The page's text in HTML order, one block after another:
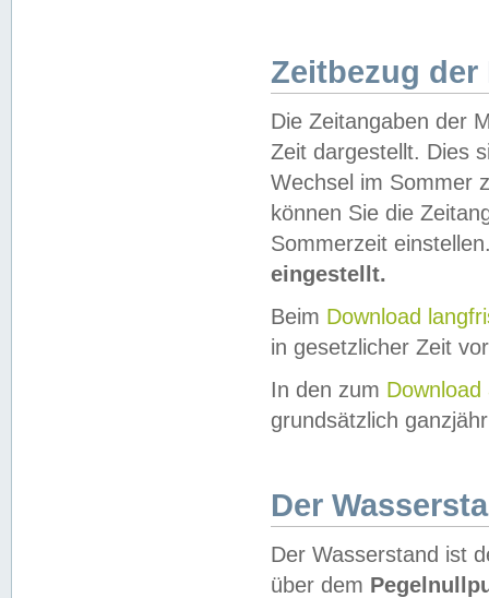
Zeitbezug der
Die Zeitangaben der
Zeit dargestellt. Dies
Wechsel im Sommer
können Sie die
Sommerzeit
eingestellt.
Beim Download
in gesetzlicher Zeit
In den zum Download
grundsätzlich
Der
Der Wasserstand ist
über dem